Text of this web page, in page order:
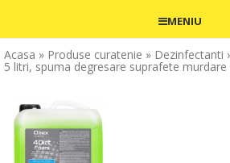
MENIU
Acasa » Produse curatenie » Dezinfectanti
5 litri, spuma degresare suprafete